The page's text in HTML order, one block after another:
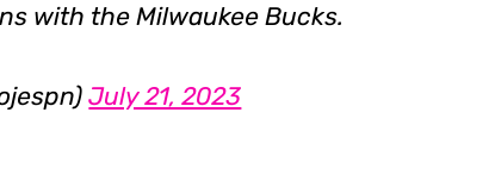
with the Milwaukee Bucks.
July 21, 2023